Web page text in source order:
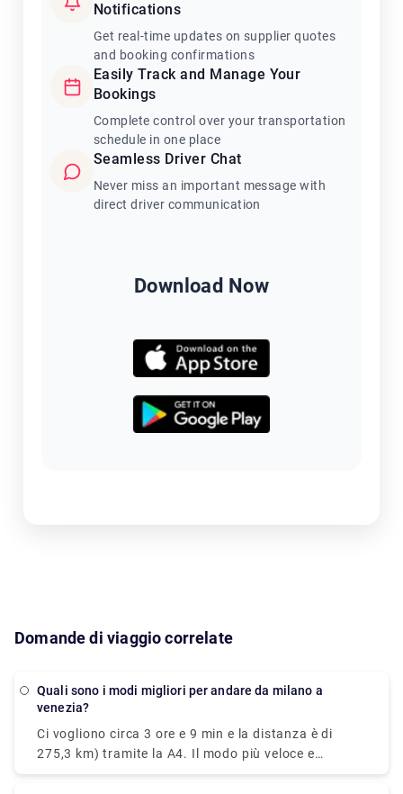
Notifications
Get real-time updates on supplier quotes
and booking confirmations
Easily Track and Manage Your
Bookings
Complete control over your transportation
schedule in one place
Seamless Driver Chat
Never miss an important message with
direct driver communication
Download Now
Domande di viaggio correlate
Quali sono i modi migliori per andare da milano a
venezia?
Ci vogliono circa 3 ore e 9 min e la distanza è di
275,3 km) tramite la A4. Il modo più veloce e
comodo per viaggiare da Venezia a Milano è